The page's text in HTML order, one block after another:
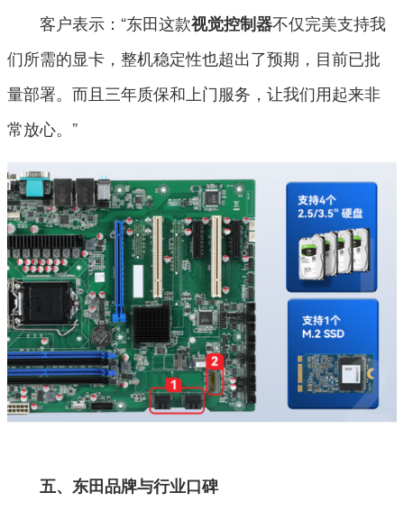
客户表示：“东田这款视觉控制器不仅完美支持我
们所需的显卡，整机稳定性也超出了预期，目前已批
量部署。而且三年质保和上门服务，让我们用起来非
常放心。”
五、东田品牌与行业口碑